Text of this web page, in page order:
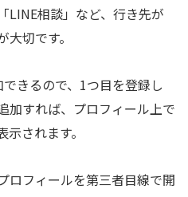
LINE相談」など、行き先が
切です。
きるので、1つ目を登録し
加すれば、プロフィール上で
されます。
ロフィールを第三者目線で開